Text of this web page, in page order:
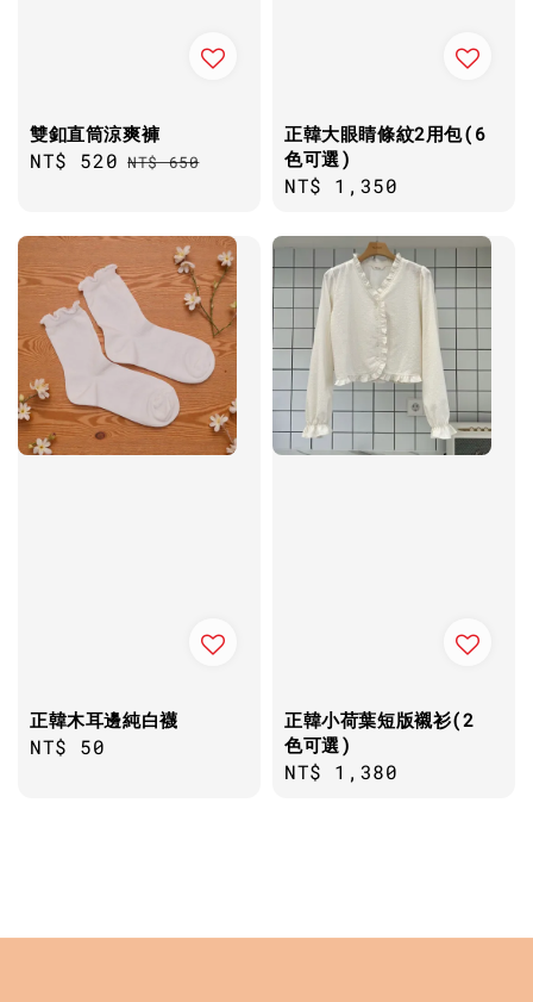
雙釦直筒涼爽褲
Sale
NT$ 520 Regular
NT$ 650
正韓大眼睛條紋2用包(6
色可選)
Regular
NT$ 1,350
正韓木耳邊純白襪
Regular
NT$ 50
正韓小荷葉短版襯衫(2
色可選)
Regular
NT$ 1,380